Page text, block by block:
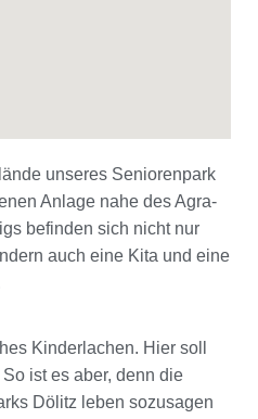
unseres Seniorenpark
Anlage nahe des Agra-
befinden sich nicht nur
auch eine Kita und eine
Kinderlachen. Hier soll
ist es aber, denn die
Dölitz leben sozusagen